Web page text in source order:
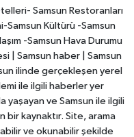
Samsun Restoranları
Samsun Kültürü -Samsun
-Samsun Hava Durumu
| Samsun haber | Samsun
ilinde gerçekleşen yerel
ile ilgili haberler yer
yaşayan ve Samsun ile ilgili
kaynaktır. Site, arama
ve okunabilir şekilde